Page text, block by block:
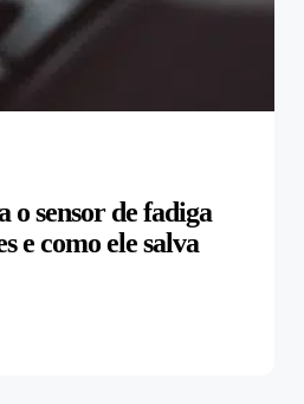
o sensor de fadiga
e como ele salva